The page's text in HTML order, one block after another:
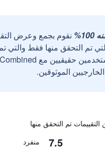
نقوم بجمع وعرض
تم التحقق منها فقط والتي
الموثوقين.
7.5 منفرد